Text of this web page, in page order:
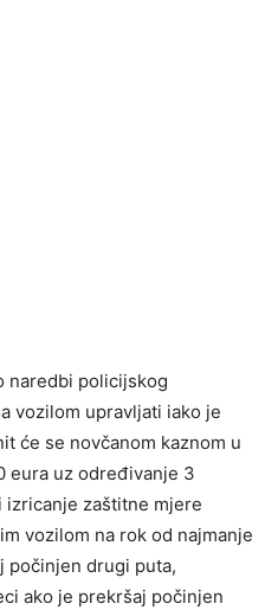
naredbi policijskog
vozilom upravljati iako je
će se novčanom kaznom u
eura uz određivanje 3
izricanje zaštitne mjere
vozilom na rok od najmanje
počinjen drugi puta,
ako je prekršaj počinjen